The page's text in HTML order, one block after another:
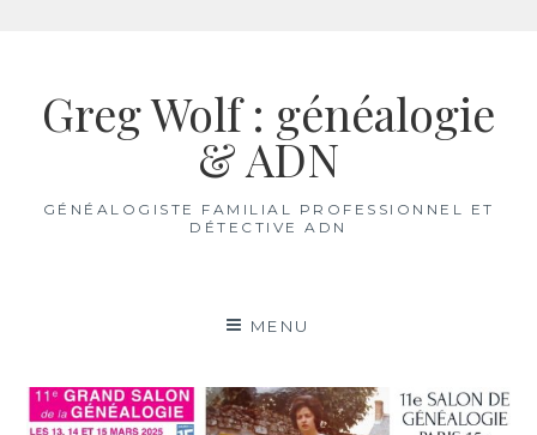
contenuGreg Wolf : généalogie
& ADN
GÉNÉALOGISTE FAMILIAL PROFESSIONNEL ET
DÉTECTIVE ADN
MENU